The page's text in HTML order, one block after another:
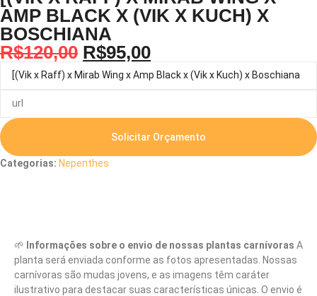
AMP BLACK X (VIK X KUCH) X
BOSCHIANA
R$120,00 R$95,00
Solicitar Orçamento
Categorias: Nepenthes
🌱 Informações sobre o envio de nossas plantas carnívoras A
planta será enviada conforme as fotos apresentadas. Nossas
carnívoras são mudas jovens, e as imagens têm caráter
ilustrativo para destacar suas características únicas. O envio é